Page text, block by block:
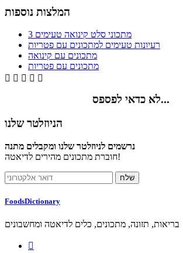
המלצות נוספות
3 מתכוני סלט קינואה טעימים
רעיונות טעימים למתכונים עם פטריות
מתכונים עם קינואה
מתכונים עם פטריות
    
לא כדאי לפספס...
הניוזלטר שלנו
נרשמים לניוזלטר שלנו ומקבלים מתנה
חוברת מתכונים מהירים לדיאטה!
FoodsDictionary
בריאות, תזונה, מתכונים, כלים לדיאטה ומחשבונים
